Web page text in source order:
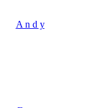
A n d y